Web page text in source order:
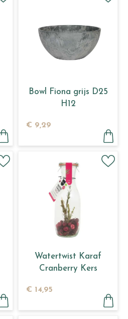
Bowl Fiona grijs D25
H12
€ 9,29
Watertwist Karaf
Cranberry Kers
€ 14,95